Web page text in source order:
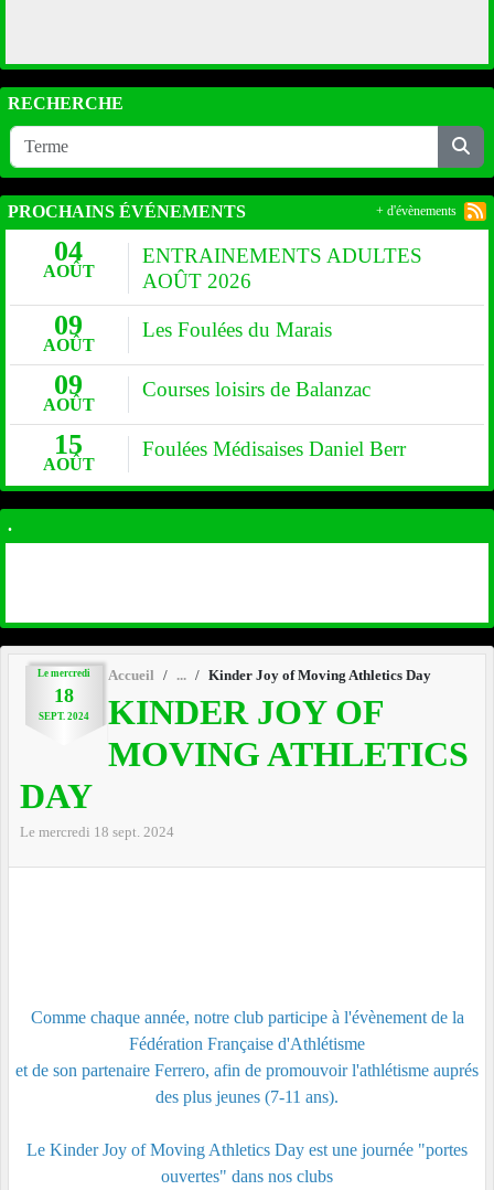
Le mercredi
18
SEPT. 2024
Accueil Kinder Joy of Moving Athletics Day
KINDER JOY OF
MOVING ATHLETICS
DAY
Le mercredi 18 sept. 2024
Comme chaque année, notre club participe à l'évènement de la
Fédération Française d'Athlétisme
et de son partenaire Ferrero, afin de promouvoir l'athlétisme auprés
des plus jeunes (7-11 ans).
Le Kinder Joy of Moving Athletics Day est une journée "portes
ouvertes" dans nos clubs
RECHERCHE
PROCHAINS ÉVÉNEMENTS
04
AOÛT
ENTRAINEMENTS ADULTES
AOÛT 2026
09
AOÛT
Les Foulées du Marais
09
AOÛT
Courses loisirs de Balanzac
15
AOÛT
Foulées Médisaises Daniel Berr
+ d'évènements
.